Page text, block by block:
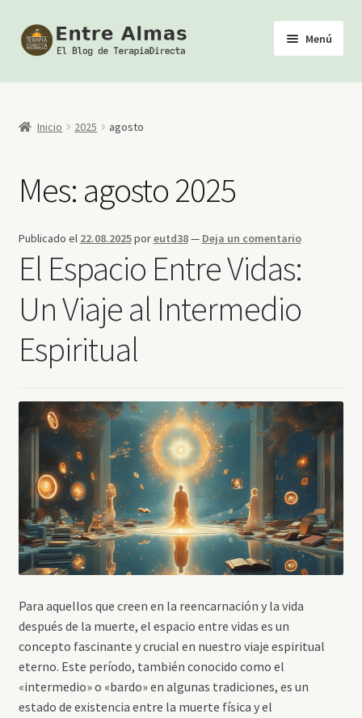
Ir
a
Ir
al
Menú
Inicio
TerapiaDirecta
Biblioteca Esotérica
Tienda
Youtube
Inicio 2025 agosto
Mes: agosto 2025
Publicado el 22.08.2025poreutd38— Deja un comentario
El Espacio Entre Vidas:
Un Viaje al Intermedio
Espiritual
Para aquellos que creen en la reencarnación y la vida
después de la muerte, el espacio entre vidas es un
concepto fascinante y crucial en nuestro viaje espiritual
eterno. Este período, también conocido como el
«intermedio» o «bardo» en algunas tradiciones, es un
estado de existencia entre la muerte física y el